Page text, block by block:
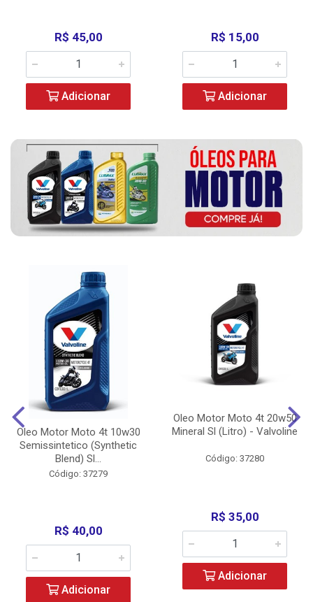
R$ 45,00
Adicionar
R$ 15,00
Adicionar
Oleo Motor Moto 4t 10w30
Semissintetico (Synthetic
Blend) Sl...
Código: 37279
R$ 40,00
Adicionar
Oleo Motor Moto 4t 20w50
Mineral Sl (Litro) - Valvoline
Código: 37280
R$ 35,00
Adicionar